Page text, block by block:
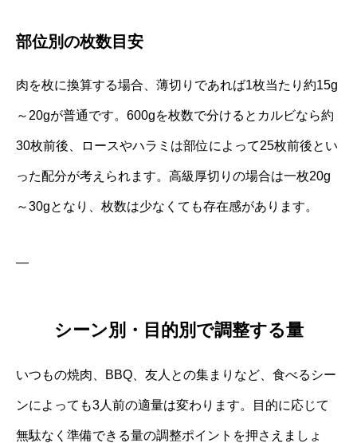
部位別の枚数目安
肉を枚に換算する場合、薄切りであれば1枚当たり約15g
～20gが普通です。600gを枚数で分けるとカルビなら約
30枚前後、ロースやハラミは部位によって25枚前後とい
った配分が考えられます。高級厚切りの場合は一枚20g
～30gとなり、枚数は少なくても存在感があります。
—
シーン別・目的別で調整する量
いつもの焼肉、BBQ、友人との集まりなど、食べるシー
ンによっても3人前の適量は変わります。目的に応じて
無駄なく準備できる量の調整ポイントを押さえましょ